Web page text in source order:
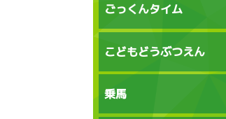
ごっくんタイム
こどもどうぶつえん
乗馬